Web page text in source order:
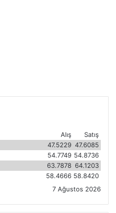
Satış
Alış
47.6085
47.5229
54.8736
54.7749
64.1203
63.7878
58.8420
58.4666
7 Ağustos 2026